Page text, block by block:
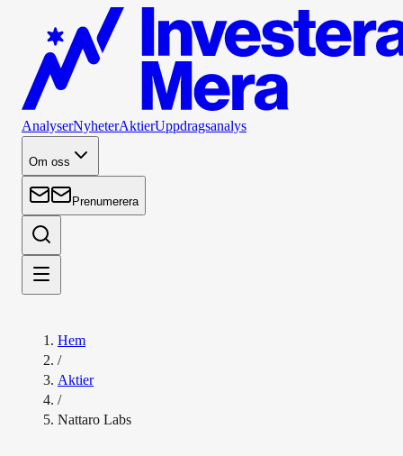
AnalyserNyheterAktierUppdragsanalys
Om oss
Prenumerera
Hem
/
Aktier
/
Nattaro Labs